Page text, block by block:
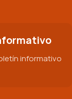
informativo